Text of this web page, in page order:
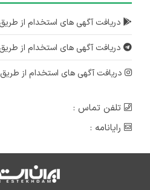
سوپروایزر بالینی
تهران
دریافت آگهی های استخدام از
دریافت آگهی های استخدام از طریق
دریافت آگهی های استخدام از طریق
تلفن تماس :
رایانامه :